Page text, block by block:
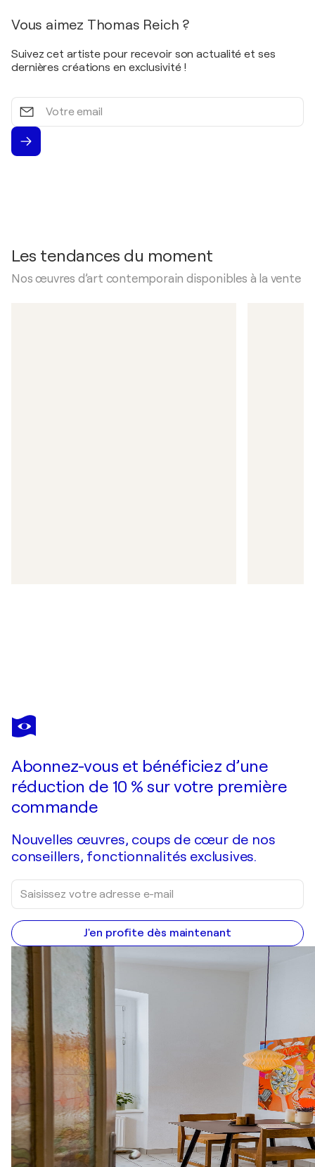
Vous aimez Thomas Reich ?
Suivez cet artiste pour recevoir son actualité et ses
dernières créations en exclusivité !
Votre
email
Les tendances du moment
Nos œuvres d’art contemporain disponibles à la vente
Abonnez-vous et bénéficiez d’une
réduction de 10 % sur votre première
commande
Nouvelles œuvres, coups de cœur de nos
conseillers, fonctionnalités exclusives.
J'en profite dès maintenant